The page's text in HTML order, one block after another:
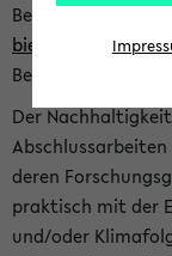
Bewerbung dieses
bielefeld.de/
Bewerbungsfrist
Der
deren
praktisch mit der
und/oder